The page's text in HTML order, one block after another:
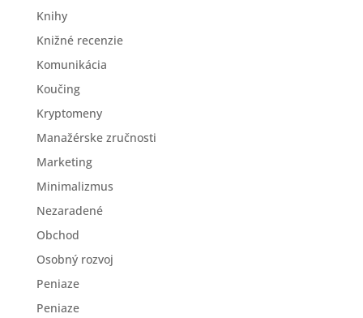
Knihy
Knižné recenzie
Komunikácia
Koučing
Kryptomeny
Manažérske zručnosti
Marketing
Minimalizmus
Nezaradené
Obchod
Osobný rozvoj
Peniaze
Peniaze